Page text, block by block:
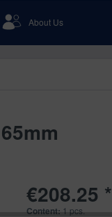
About Us
€208.25 *
Content: 1 pcs.